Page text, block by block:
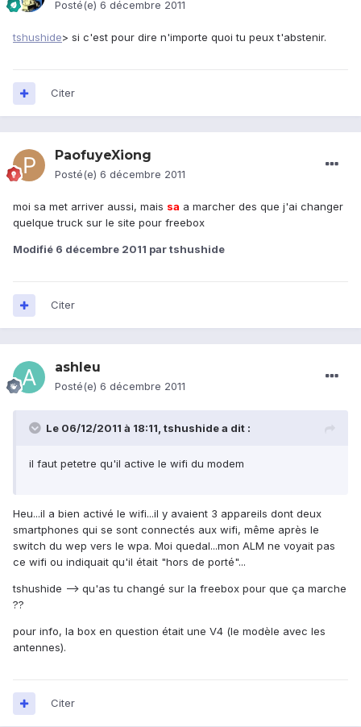
Posté(e) 6 décembre 2011
tshushide> si c'est pour dire n'importe quoi tu peux t'abstenir.
Citer
PaofuyeXiong
Posté(e) 6 décembre 2011
moi sa met arriver aussi, mais sa a marcher des que j'ai changer
quelque truck sur le site pour freebox
Modifié 6 décembre 2011 par tshushide
Citer
ashleu
Posté(e) 6 décembre 2011
Le 06/12/2011 à 18:11, tshushide a dit :
il faut petetre qu'il active le wifi du modem
Heu...il a bien activé le wifi...il y avaient 3 appareils dont deux
smartphones qui se sont connectés aux wifi, même après le
switch du wep vers le wpa. Moi quedal...mon ALM ne voyait pas
ce wifi ou indiquait qu'il était "hors de porté"...
tshushide --> qu'as tu changé sur la freebox pour que ça marche
??
pour info, la box en question était une V4 (le modèle avec les
antennes).
Citer